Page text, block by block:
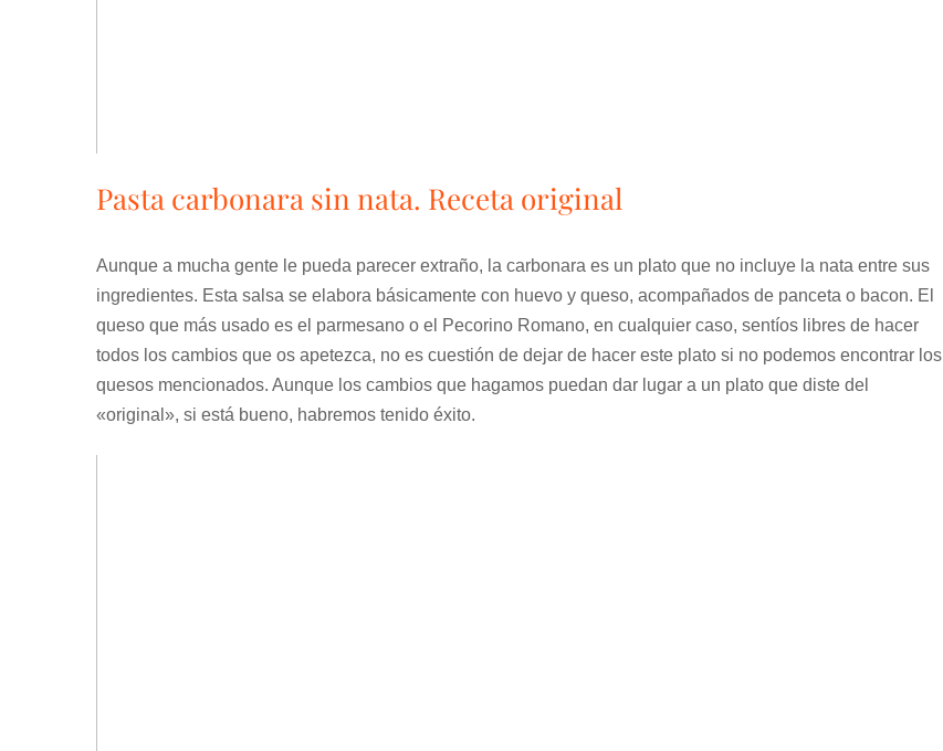
Pasta carbonara sin nata. Receta original
Aunque a mucha gente le pueda parecer extraño, la carbonara es un plato que no incluye la nata entre sus
ingredientes. Esta salsa se elabora básicamente con huevo y queso, acompañados de panceta o bacon. El
queso que más usado es el parmesano o el Pecorino Romano, en cualquier caso, sentíos libres de hacer
todos los cambios que os apetezca, no es cuestión de dejar de hacer este plato si no podemos encontrar los
quesos mencionados. Aunque los cambios que hagamos puedan dar lugar a un plato que diste del
«original», si está bueno, habremos tenido éxito.